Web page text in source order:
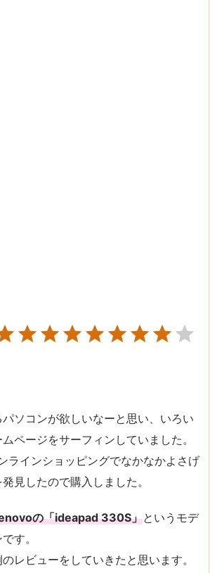
ソコンが欲しいなーと思い、いろい
ページをサーフィンしていました。
ラインショッピングでなかなかよさげ
見したので購入しました。
の「ideapad 330S」というモデ
す。
レビューをしていきたと思います。